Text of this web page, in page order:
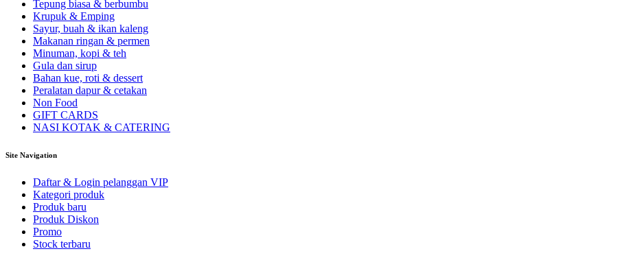
Tepung biasa & berbumbu
Krupuk & Emping
Sayur, buah & ikan kaleng
Makanan ringan & permen
Minuman, kopi & teh
Gula dan sirup
Bahan kue, roti & dessert
Peralatan dapur & cetakan
Non Food
GIFT CARDS
NASI KOTAK & CATERING
Site Navigation
Daftar & Login pelanggan VIP
Kategori produk
Produk baru
Produk Diskon
Promo
Stock terbaru